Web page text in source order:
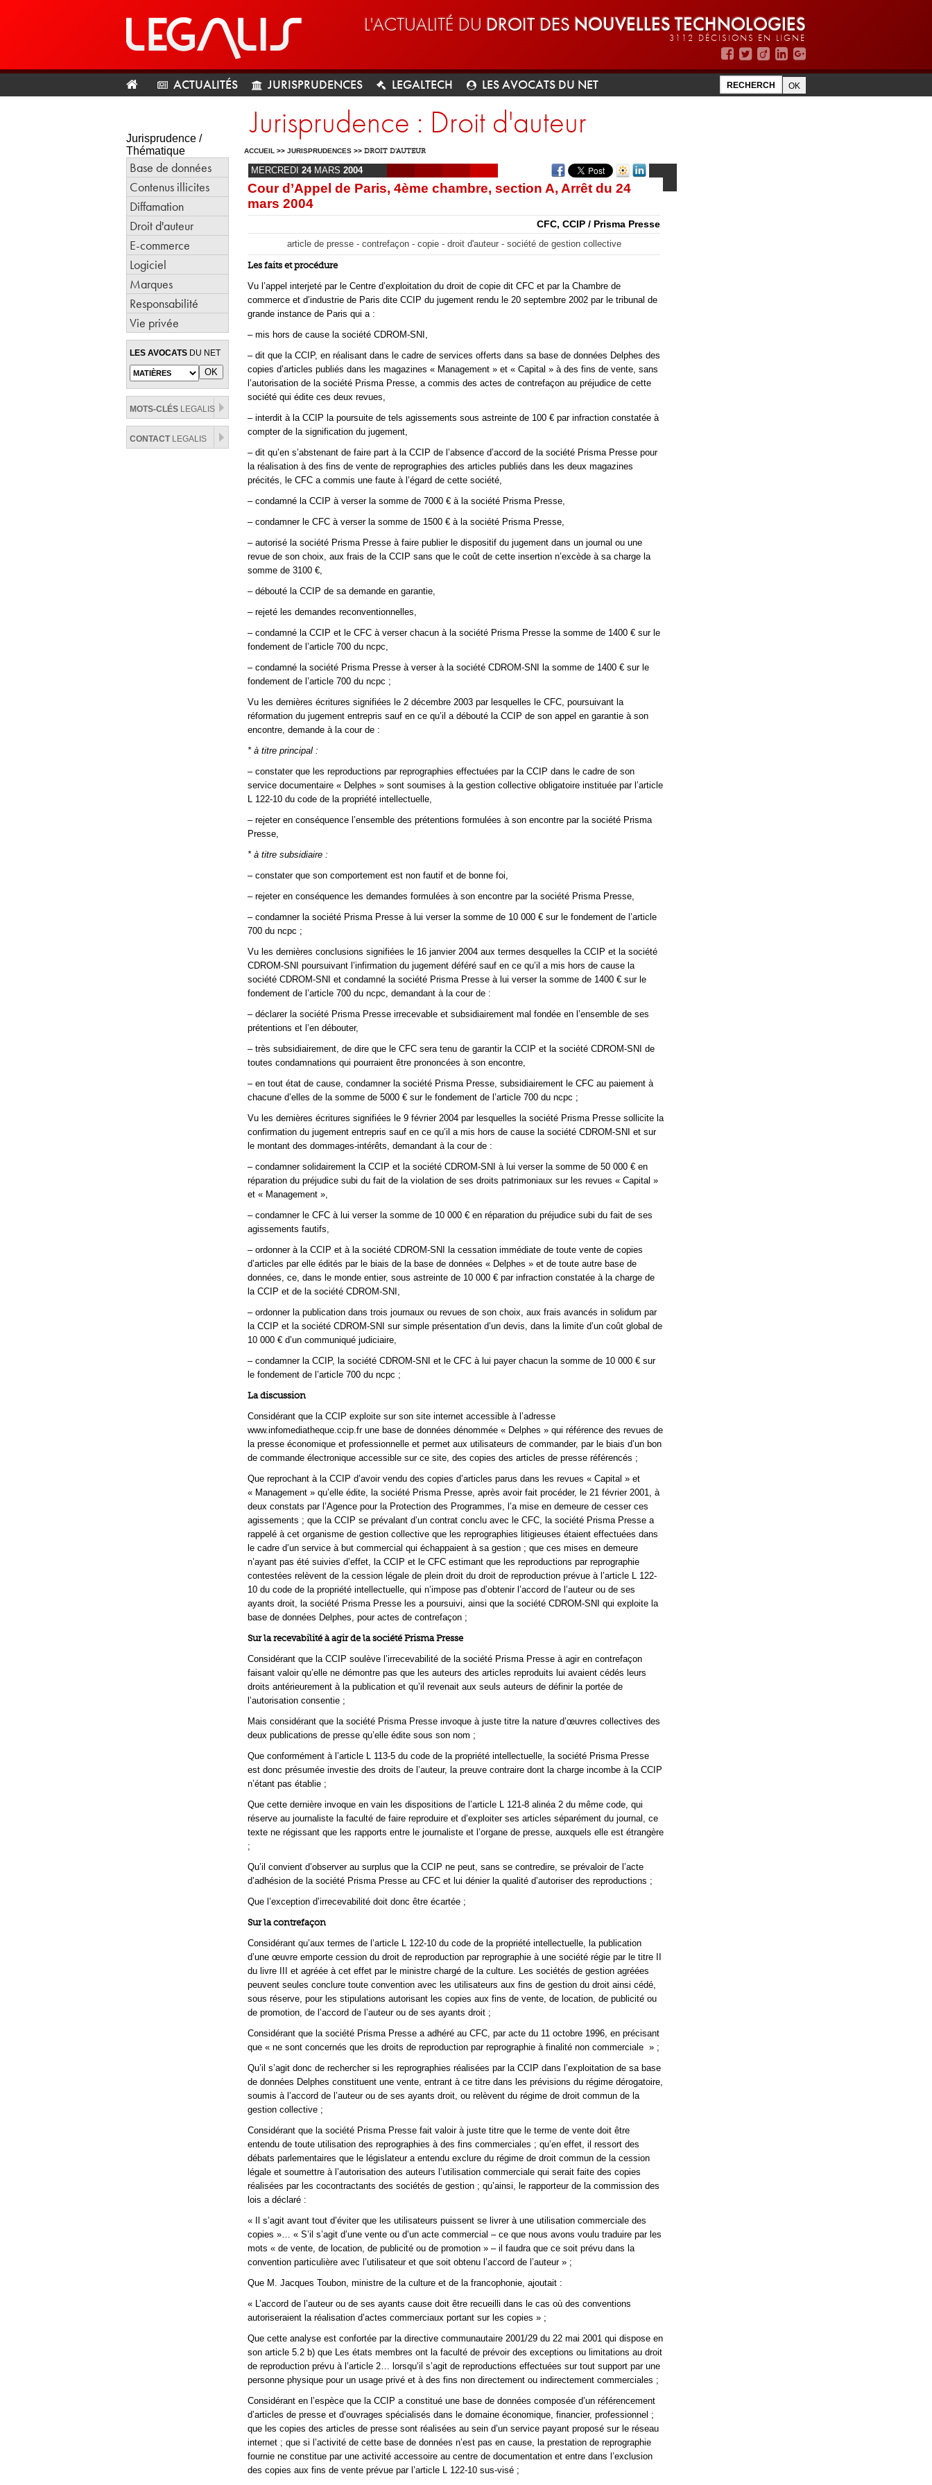
L'ACTUALITÉ DU DROIT DES NOUVELLES TECHNOLOGIES
3112 DÉCISIONS EN LIGNE
ACTUALITÉS JURISPRUDENCES LEGALTECH LES AVOCATS DU NET
Jurisprudence /
Thématique
Base de données
Contenus illicites
Diffamation
Droit d'auteur
E-commerce
Logiciel
Marques
Responsabilité
Vie privée
LES AVOCATS DU NET
MOTS-CLÉS LEGALIS
CONTACTLEGALIS
Jurisprudence : Droit d'auteur
ACCUEIL >> JURISPRUDENCES >> DROIT D'AUTEUR
MERCREDI 24MARS 2004
Cour d’Appel de Paris, 4ème chambre, section A, Arrêt du 24
mars 2004
CFC, CCIP / Prisma Presse
article de presse - contrefaçon - copie - droit d'auteur - société de gestion collective
Les faits et procédure
Vu l’appel interjeté par le Centre d’exploitation du droit de copie dit CFC et par la Chambre de
commerce et d’industrie de Paris dite CCIP du jugement rendu le 20 septembre 2002 par le tribunal de
grande instance de Paris qui a :
– mis hors de cause la société CDROM-SNI,
– dit que la CCIP, en réalisant dans le cadre de services offerts dans sa base de données Delphes des
copies d’articles publiés dans les magazines « Management » et « Capital » à des fins de vente, sans
l’autorisation de la société Prisma Presse, a commis des actes de contrefaçon au préjudice de cette
société qui édite ces deux revues,
– interdit à la CCIP la poursuite de tels agissements sous astreinte de 100 € par infraction constatée à
compter de la signification du jugement,
– dit qu’en s’abstenant de faire part à la CCIP de l’absence d’accord de la société Prisma Presse pour
la réalisation à des fins de vente de reprographies des articles publiés dans les deux magazines
précités, le CFC a commis une faute à l’égard de cette société,
– condamné la CCIP à verser la somme de 7000 € à la société Prisma Presse,
– condamner le CFC à verser la somme de 1500 € à la société Prisma Presse,
– autorisé la société Prisma Presse à faire publier le dispositif du jugement dans un journal ou une
revue de son choix, aux frais de la CCIP sans que le coût de cette insertion n’excède à sa charge la
somme de 3100 €,
– débouté la CCIP de sa demande en garantie,
– rejeté les demandes reconventionnelles,
– condamné la CCIP et le CFC à verser chacun à la société Prisma Presse la somme de 1400 € sur le
fondement de l’article 700 du ncpc,
– condamné la société Prisma Presse à verser à la société CDROM-SNI la somme de 1400 € sur le
fondement de l’article 700 du ncpc ;
Vu les dernières écritures signifiées le 2 décembre 2003 par lesquelles le CFC, poursuivant la
réformation du jugement entrepris sauf en ce qu’il a débouté la CCIP de son appel en garantie à son
encontre, demande à la cour de :
* à titre principal :
– constater que les reproductions par reprographies effectuées par la CCIP dans le cadre de son
service documentaire « Delphes » sont soumises à la gestion collective obligatoire instituée par l’article
L 122-10 du code de la propriété intellectuelle,
– rejeter en conséquence l’ensemble des prétentions formulées à son encontre par la société Prisma
Presse,
* à titre subsidiaire :
– constater que son comportement est non fautif et de bonne foi,
– rejeter en conséquence les demandes formulées à son encontre par la société Prisma Presse,
– condamner la société Prisma Presse à lui verser la somme de 10 000 € sur le fondement de l’article
700 du ncpc ;
Vu les dernières conclusions signifiées le 16 janvier 2004 aux termes desquelles la CCIP et la société
CDROM-SNI poursuivant l’infirmation du jugement déféré sauf en ce qu’il a mis hors de cause la
société CDROM-SNI et condamné la société Prisma Presse à lui verser la somme de 1400 € sur le
fondement de l’article 700 du ncpc, demandant à la cour de :
– déclarer la société Prisma Presse irrecevable et subsidiairement mal fondée en l’ensemble de ses
prétentions et l’en débouter,
– très subsidiairement, de dire que le CFC sera tenu de garantir la CCIP et la société CDROM-SNI de
toutes condamnations qui pourraient être prononcées à son encontre,
– en tout état de cause, condamner la société Prisma Presse, subsidiairement le CFC au paiement à
chacune d’elles de la somme de 5000 € sur le fondement de l’article 700 du ncpc ;
Vu les dernières écritures signifiées le 9 février 2004 par lesquelles la société Prisma Presse sollicite la
confirmation du jugement entrepris sauf en ce qu’il a mis hors de cause la société CDROM-SNI et sur
le montant des dommages-intérêts, demandant à la cour de :
– condamner solidairement la CCIP et la société CDROM-SNI à lui verser la somme de 50 000 € en
réparation du préjudice subi du fait de la violation de ses droits patrimoniaux sur les revues « Capital »
et « Management »,
– condamner le CFC à lui verser la somme de 10 000 € en réparation du préjudice subi du fait de ses
agissements fautifs,
– ordonner à la CCIP et à la société CDROM-SNI la cessation immédiate de toute vente de copies
d’articles par elle édités par le biais de la base de données « Delphes » et de toute autre base de
données, ce, dans le monde entier, sous astreinte de 10 000 € par infraction constatée à la charge de
la CCIP et de la société CDROM-SNI,
– ordonner la publication dans trois journaux ou revues de son choix, aux frais avancés in solidum par
la CCIP et la société CDROM-SNI sur simple présentation d’un devis, dans la limite d’un coût global de
10 000 € d’un communiqué judiciaire,
– condamner la CCIP, la société CDROM-SNI et le CFC à lui payer chacun la somme de 10 000 € sur
le fondement de l’article 700 du ncpc ;
La discussion
Considérant que la CCIP exploite sur son site internet accessible à l’adresse
www.infomediatheque.ccip.fr une base de données dénommée « Delphes » qui référence des revues de
la presse économique et professionnelle et permet aux utilisateurs de commander, par le biais d’un bon
de commande électronique accessible sur ce site, des copies des articles de presse référencés ;
Que reprochant à la CCIP d’avoir vendu des copies d’articles parus dans les revues « Capital » et
« Management » qu’elle édite, la société Prisma Presse, après avoir fait procéder, le 21 février 2001, à
deux constats par l’Agence pour la Protection des Programmes, l’a mise en demeure de cesser ces
agissements ; que la CCIP se prévalant d’un contrat conclu avec le CFC, la société Prisma Presse a
rappelé à cet organisme de gestion collective que les reprographies litigieuses étaient effectuées dans
le cadre d’un service à but commercial qui échappaient à sa gestion ; que ces mises en demeure
n’ayant pas été suivies d’effet, la CCIP et le CFC estimant que les reproductions par reprographie
contestées relèvent de la cession légale de plein droit du droit de reproduction prévue à l’article L 122-
10 du code de la propriété intellectuelle, qui n’impose pas d’obtenir l’accord de l’auteur ou de ses
ayants droit, la société Prisma Presse les a poursuivi, ainsi que la société CDROM-SNI qui exploite la
base de données Delphes, pour actes de contrefaçon ;
Sur la recevabilité à agir de la société Prisma Presse
Considérant que la CCIP soulève l’irrecevabilité de la société Prisma Presse à agir en contrefaçon
faisant valoir qu’elle ne démontre pas que les auteurs des articles reproduits lui avaient cédés leurs
droits antérieurement à la publication et qu’il revenait aux seuls auteurs de définir la portée de
l’autorisation consentie ;
Mais considérant que la société Prisma Presse invoque à juste titre la nature d’œuvres collectives des
deux publications de presse qu’elle édite sous son nom ;
Que conformément à l’article L 113-5 du code de la propriété intellectuelle, la société Prisma Presse
est donc présumée investie des droits de l’auteur, la preuve contraire dont la charge incombe à la CCIP
n’étant pas établie ;
Que cette dernière invoque en vain les dispositions de l’article L 121-8 alinéa 2 du même code, qui
réserve au journaliste la faculté de faire reproduire et d’exploiter ses articles séparément du journal, ce
texte ne régissant que les rapports entre le journaliste et l’organe de presse, auxquels elle est étrangère
;
Qu’il convient d’observer au surplus que la CCIP ne peut, sans se contredire, se prévaloir de l’acte
d’adhésion de la société Prisma Presse au CFC et lui dénier la qualité d’autoriser des reproductions ;
Que l’exception d’irrecevabilité doit donc être écartée ;
Sur la contrefaçon
Considérant qu’aux termes de l’article L 122-10 du code de la propriété intellectuelle, la publication
d’une œuvre emporte cession du droit de reproduction par reprographie à une société régie par le titre II
du livre III et agréée à cet effet par le ministre chargé de la culture. Les sociétés de gestion agréées
peuvent seules conclure toute convention avec les utilisateurs aux fins de gestion du droit ainsi cédé,
sous réserve, pour les stipulations autorisant les copies aux fins de vente, de location, de publicité ou
de promotion, de l’accord de l’auteur ou de ses ayants droit ;
Considérant que la société Prisma Presse a adhéré au CFC, par acte du 11 octobre 1996, en précisant
que « ne sont concernés que les droits de reproduction par reprographie à finalité non commerciale » ;
Qu’il s’agit donc de rechercher si les reprographies réalisées par la CCIP dans l’exploitation de sa base
de données Delphes constituent une vente, entrant à ce titre dans les prévisions du régime dérogatoire,
soumis à l’accord de l’auteur ou de ses ayants droit, ou relèvent du régime de droit commun de la
gestion collective ;
Considérant que la société Prisma Presse fait valoir à juste titre que le terme de vente doit être
entendu de toute utilisation des reprographies à des fins commerciales ; qu’en effet, il ressort des
débats parlementaires que le législateur a entendu exclure du régime de droit commun de la cession
légale et soumettre à l’autorisation des auteurs l’utilisation commerciale qui serait faite des copies
réalisées par les cocontractants des sociétés de gestion ; qu’ainsi, le rapporteur de la commission des
lois a déclaré :
« Il s’agit avant tout d’éviter que les utilisateurs puissent se livrer à une utilisation commerciale des
copies »… « S’il s’agit d’une vente ou d’un acte commercial – ce que nous avons voulu traduire par les
mots « de vente, de location, de publicité ou de promotion » – il faudra que ce soit prévu dans la
convention particulière avec l’utilisateur et que soit obtenu l’accord de l’auteur » ;
Que M. Jacques Toubon, ministre de la culture et de la francophonie, ajoutait :
« L’accord de l’auteur ou de ses ayants cause doit être recueilli dans le cas où des conventions
autoriseraient la réalisation d’actes commerciaux portant sur les copies » ;
Que cette analyse est confortée par la directive communautaire 2001/29 du 22 mai 2001 qui dispose en
son article 5.2 b) que Les états membres ont la faculté de prévoir des exceptions ou limitations au droit
de reproduction prévu à l’article 2… lorsqu’il s’agit de reproductions effectuées sur tout support par une
personne physique pour un usage privé et à des fins non directement ou indirectement commerciales ;
Considérant en l’espèce que la CCIP a constitué une base de données composée d’un référencement
d’articles de presse et d’ouvrages spécialisés dans le domaine économique, financier, professionnel ;
que les copies des articles de presse sont réalisées au sein d’un service payant proposé sur le réseau
internet ; que si l’activité de cette base de données n’est pas en cause, la prestation de reprographie
fournie ne constitue par une activité accessoire au centre de documentation et entre dans l’exclusion
des copies aux fins de vente prévue par l’article L 122-10 sus-visé ;